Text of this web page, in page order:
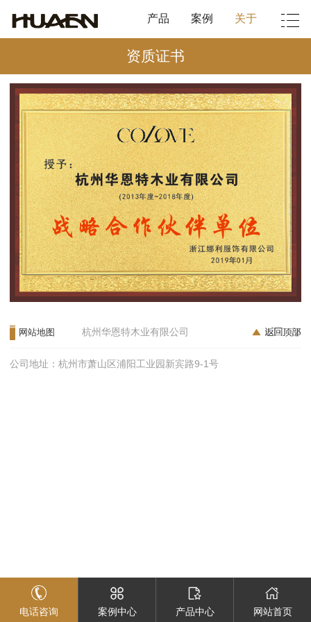
产品 案例 关于
资质证书
网站地图 杭州华恩特木业有限公司
公司地址：杭州市萧山区浦阳工业园新宾路9-1号
电话咨询 案例中心 产品中心 网站首页